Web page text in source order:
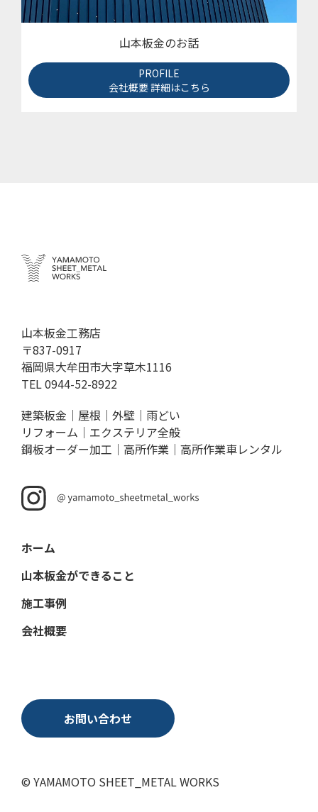
山本板金のお話
PROFILE
会社概要 詳細はこちら
山本板金工務店
〒837-0917
福岡県大牟田市大字草木1116
TEL0944-52-8922
建築板金｜屋根｜外壁｜雨どい
リフォーム｜エクステリア全般
鋼板オーダー加工｜高所作業｜高所作業車レンタル
ホーム
山本板金ができること
施工事例
会社概要
お問い合わせ
© YAMAMOTO SHEET_METAL WORKS